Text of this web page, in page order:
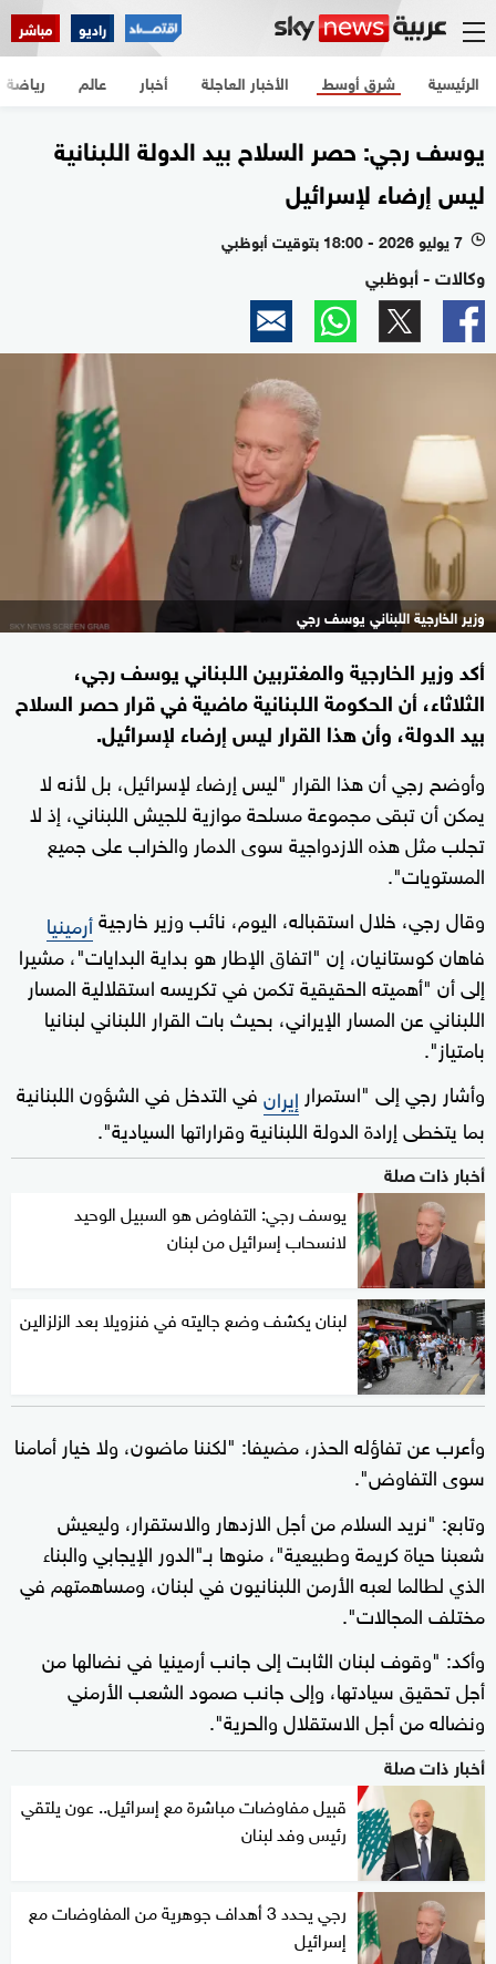
راديو مباشر
الرئيسية الأخبار العاجلة أخبار شرق أوسط عالم رياضة
يوسف رجي: حصر السلاح بيد الدولة اللبنانية
ليس إرضاء لإسرائيل
l 7 يوليو 2026 - 18:00 بتوقيت أبوظبي
وكالات - أبوظبي
وزير الخارجية اللبناني يوسف رجي
أكد وزير الخارجية والمغتربين اللبناني يوسف رجي،
الثلاثاء، أن الحكومة اللبنانية ماضية في قرار حصر السلاح
بيد الدولة، وأن هذا القرار ليس إرضاء لإسرائيل.
وأوضح رجي أن هذا القرار "ليس إرضاء لإسرائيل، بل لأنه لا
يمكن أن تبقى مجموعة مسلحة موازية للجيش اللبناني، إذ لا
تجلب مثل هذه الازدواجية سوى الدمار والخراب على جميع
المستويات".
وقال رجي، خلال استقباله، اليوم، نائب وزير خارجيةأرمينيا
فاهان كوستانيان، إن "اتفاق الإطار هو بداية البدايات"، مشيرا
إلى أن "أهميته الحقيقية تكمن في تكريسه استقلالية المسار
اللبناني عن المسار الإيراني، بحيث بات القرار اللبناني لبنانيا
بامتياز".
وأشار رجي إلى "استمرار إيرانفي التدخل في الشؤون اللبنانية
بما يتخطى إرادة الدولة اللبنانية وقراراتها السيادية".
أخبار ذات صلة
يوسف رجي: التفاوض هو السبيل الوحيد
لانسحاب إسرائيل من لبنان
لبنان يكشف وضع جاليته في فنزويلا بعد الزلزالين
وأعرب عن تفاؤله الحذر، مضيفا: "لكننا ماضون، ولا خيار أمامنا
سوى التفاوض".
وتابع: "نريد السلام من أجل الازدهار والاستقرار، وليعيش
شعبنا حياة كريمة وطبيعية"، منوها بـ"الدور الإيجابي والبناء
الذي لطالما لعبه الأرمن اللبنانيون في لبنان، ومساهمتهم في
مختلف المجالات".
وأكد: "وقوف لبنان الثابت إلى جانب أرمينيا في نضالها من
أجل تحقيق سيادتها، وإلى جانب صمود الشعب الأرمني
ونضاله من أجل الاستقلال والحرية".
أخبار ذات صلة
قبيل مفاوضات مباشرة مع إسرائيل.. عون يلتقي
رئيس وفد لبنان
رجي يحدد 3 أهداف جوهرية من المفاوضات مع
إسرائيل